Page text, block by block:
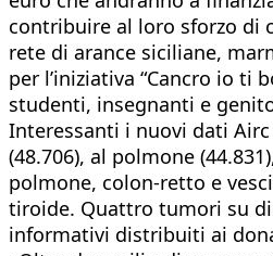
contribuire al loro sforzo di
rete di arance siciliane,
per l’iniziativa “Cancro io
studenti, insegnanti e
Interessanti i nuovi dati
(48.706), al polmone
polmone, colon-retto e
tiroide. Quattro tumori su
informativi distribuiti ai